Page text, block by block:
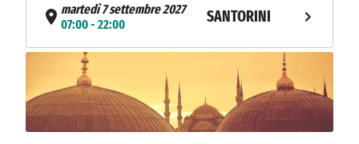
martedì 7 settembre 2027
07:00 - 22:00
SANTORINI
mercoledì 8 settembre 2027
07:00 - 22:00
MYKONOS
giovedì 9 settembre 2027
05:30 - 18:00
ATENE